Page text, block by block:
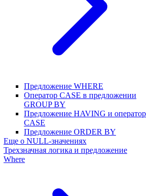
Предложение WHERE
Оператор CASE в предложении
GROUP BY
Предложение HAVING и оператор
CASE
Предложение ORDER BY
Еще о NULL-значениях
Трехзначная логика и предложение
Where